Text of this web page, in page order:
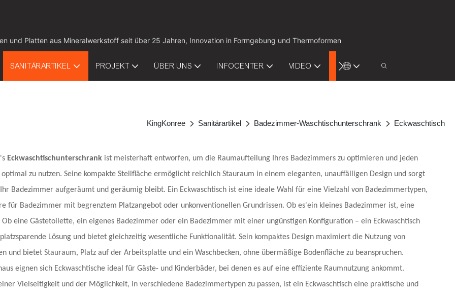
und Platten aus Mineralwerkstoff seit über 25 Jahren, Innovation in Formgebung und Thermoformen
SANITÄRARTIKEL PROJEKT ÜBER UNS INFOCENTER VIDEO KONTAKTIEREN SIE UNS
KingKonree Sanitärartikel Badezimmer-Waschtischunterschrank Eckwaschtisch
Eckwaschtischunterschrank ist meisterhaft entworfen, um die Raumaufteilung Ihres Badezimmers zu optimieren und jeden
zu nutzen. Seine kompakte Stellfläche ermöglicht reichlich Stauraum in einem eleganten, unauffälligen Design und sorgt
Badezimmer aufgeräumt und geräumig bleibt. Ein Eckwaschtisch ist eine ideale Wahl für eine Vielzahl von Badezimmertypen,
für Badezimmer mit begrenztem Platzangebot oder unkonventionellen Grundrissen. Ob es'ein kleines Badezimmer ist, eine
Ob eine Gästetoilette, ein eigenes Badezimmer oder ein Badezimmer mit einer ungünstigen Konfiguration – ein Eckwaschtisch
Lösung und bietet gleichzeitig wesentliche Funktionalität. Sein kompaktes Design maximiert die Nutzung von
und bietet Stauraum, Platz auf der Arbeitsplatte und ein Waschbecken, ohne übermäßige Bodenfläche zu beanspruchen.
eignen sich Eckwaschtische ideal für Gäste- und Kinderbäder, bei denen es auf eine effiziente Raumnutzung ankommt.
Vielseitigkeit und der Möglichkeit, in verschiedene Badezimmertypen zu passen, ist ein Eckwaschtisch eine praktische und